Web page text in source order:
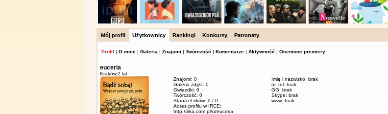
Mój profil Użytkownicy Rankingi Konkursy Patronaty
Profil | O mnie | Galeria | Znajomi | Twórczość | Komentarze | Aktywność | Ocenione premiery
euceria
Kraków,2 lat
Znajomi: 0
Galeria zdjęć: 0
Gwiazdki: 0
Twórczość: 0
Stan/cel irków: 0 / 0
Adres profilu w IRCE:
http://irka.com.pl/u/euceria
Imię i nazwisko: brak
nr. tel: brak
GG: brak
Skype: brak
www: brak